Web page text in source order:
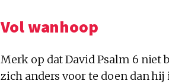
Vol wanhoop
Merk op dat David Psalm 6 niet
zich anders voor te doen dan hij